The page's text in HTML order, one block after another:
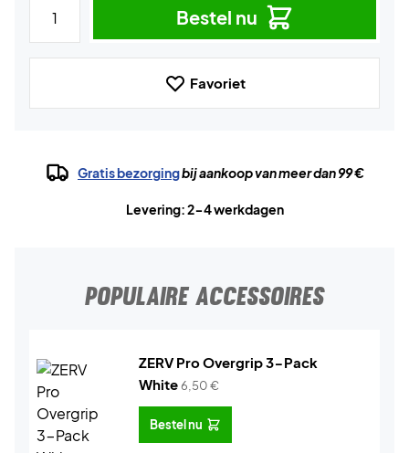
Bestel nu
Favoriet
Gratis bezorgingbij aankoop van meer dan 99 €
Levering: 2-4 werkdagen
POPULAIRE ACCESSOIRES
ZERV Pro Overgrip 3-Pack
White6,50€
Bestel nu